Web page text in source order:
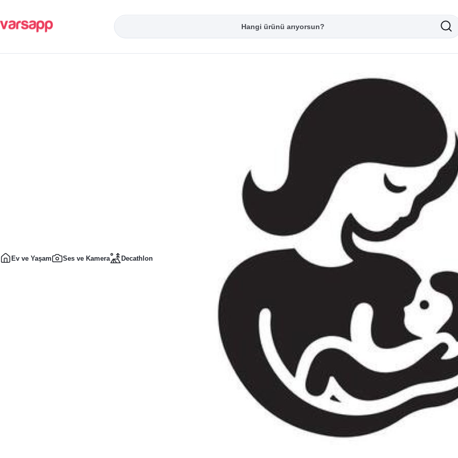
Ev ve Yaşam Ses ve Kamera Decathlon